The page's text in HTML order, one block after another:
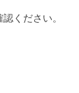
ください。